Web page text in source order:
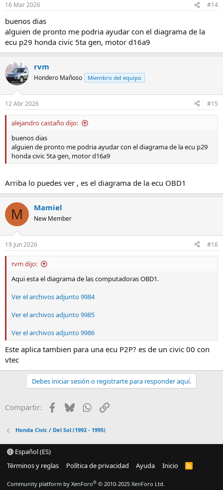
16 Mar 2026 #14
buenos dias
alguien de pronto me podria ayudar con el diagrama de la
ecu p29 honda civic 5ta gen, motor d16a9
rvm
Hondero Mañoso Miembro del equipo
12 Abr 2026 #15
alejandro castaño dijo:
buenos dias
alguien de pronto me podria ayudar con el diagrama de la ecu p29
honda civic 5ta gen, motor d16a9
Arriba lo puedes ver , es el diagrama de la ecu OBD1
M Mamiel
New Member
19 Jun 2026 #16
rvm dijo:
Aqui esta el diagrama de las computadoras OBD1.
Ver el archivos adjunto 9984
Ver el archivos adjunto 9985
Ver el archivos adjunto 9986
Este aplica tambien para una ecu P2P? es de un civic 00 con
vtec
Debes iniciar sesión o registrarte para responder aquí.
Compartir: Facebook
BlueskyWhatsApp
Enlace
Honda Civic / Del Sol (1992 - 1995)
Español (ES)
Términos y reglas
Política de privacidad Ayuda Inicio
R
Community platform by XenForo® © 2010-2025 XenForo Ltd.